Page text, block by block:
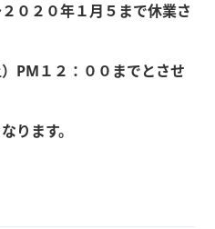
０２０年１月５まで休業さ
PM１２：００までとさせ
ります。